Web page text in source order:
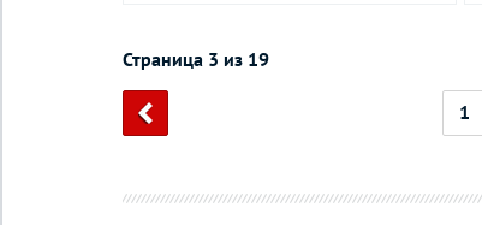
Страница 3 из 19
1